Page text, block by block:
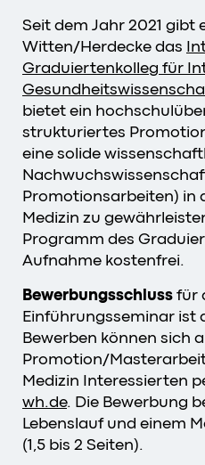
Seit dem Jahr 2021 gibt
Witten/Herdecke das
Graduiertenkolleg für
bietet ein
strukturiertes
eine solide
Promotionsarbeiten) in
Medizin zu
Programm des
Aufnahme kostenfrei.
Bewerbungsschluss für
Einführungsseminar ist
Bewerben können sich
Promotion/
Medizin Interessierten
wh.de. Die Bewerbung
Lebenslauf und einem
(1,5 bis 2 Seiten).